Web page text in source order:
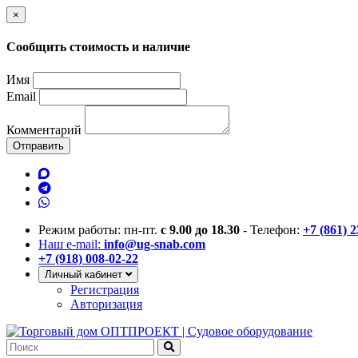
×
Сообщить стоимость и наличие
Имя
Email
Комментарий
Отправить
Режим работы: пн-пт. с 9.00 до 18.30 - Телефон: +7 (861)
Наш e-mail: info@ug-snab.com
+7 (918) 008-02-22
Личный кабинет
Регистрация
Авторизация